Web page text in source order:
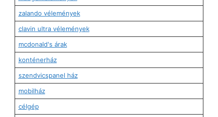
zalando vélemények
clavin ultra vélemények
mcdonald's árak
konténerház
szendvicspanel ház
mobilház
célgép